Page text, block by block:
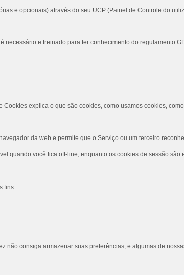
e opcionais) através do seu UCP (Painel de Controle do
necessário e treinado para ter conhecimento do regulamento
explica o que são cookies, como usamos cookies,
da web e permite que o Serviço ou um terceiro
quando você fica off-line, enquanto os cookies de sessão são
fins:
não consiga armazenar suas preferências, e algumas de